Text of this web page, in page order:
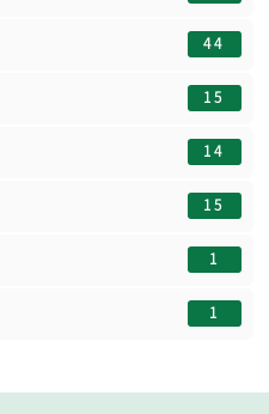
44
15
14
15
1
1